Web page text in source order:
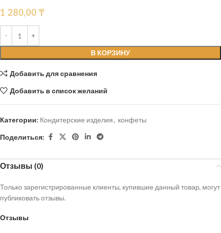
1 280,00 ₸
В КОРЗИНУ
Добавить для сравнения
Добавить в список желаний
Категории: Кондитерские изделия, конфеты
Поделиться:
Отзывы (0)
Отзывы
Только зарегистрированные клиенты, купившие данный товар, могут
публиковать отзывы.